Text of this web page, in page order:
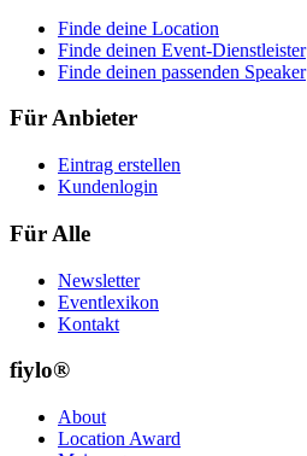
Finde deine Location
Finde deinen Event-Dienstleister
Finde deinen passenden Speaker
Für Anbieter
Eintrag erstellen
Kundenlogin
Für Alle
Newsletter
Eventlexikon
Kontakt
fiylo®
About
Location Award